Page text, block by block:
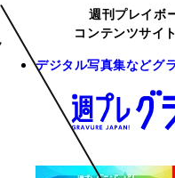
週刊プレイボ
コンテンツサイ
デジタル写真集などグ